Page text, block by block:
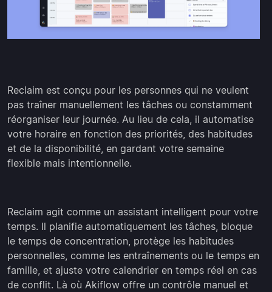
Reclaim est conçu pour les personnes qui ne veulent
pas traîner manuellement les tâches ou constamment
réorganiser leur journée. Au lieu de cela, il automatise
votre horaire en fonction des priorités, des habitudes
et de la disponibilité, en gardant votre semaine
flexible mais intentionnelle.
Reclaim agit comme un assistant intelligent pour votre
temps. Il planifie automatiquement les tâches, bloque
le temps de concentration, protège les habitudes
personnelles, comme les entraînements ou le temps en
famille, et ajuste votre calendrier en temps réel en cas
de conflit. Là où Akiflow offre un contrôle manuel et